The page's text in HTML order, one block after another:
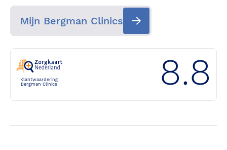
Mijn Bergman Clinics
Klantwaardering
Bergman Clinics
8.8